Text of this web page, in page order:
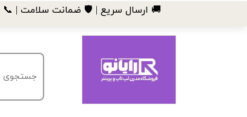
​🚚 ارسال سریع | 🛡️ ضمانت سلامت | 📞 09185032000